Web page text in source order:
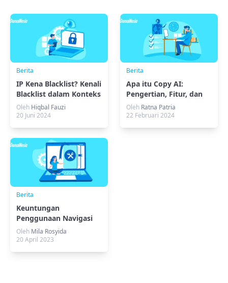
Berita
IP Kena Blacklist? Kenali
Blacklist dalam Konteks
IT
Oleh Hiqbal Fauzi
20 Juni 2024
Berita
Apa itu Copy AI:
Pengertian, Fitur, dan
Cara Menggunakannya
Oleh Ratna Patria
22 Februari 2024
Berita
Keuntungan
Penggunaan Navigasi
Website dan Tips
Membuatnya!
Oleh Mila Rosyida
20 April 2023